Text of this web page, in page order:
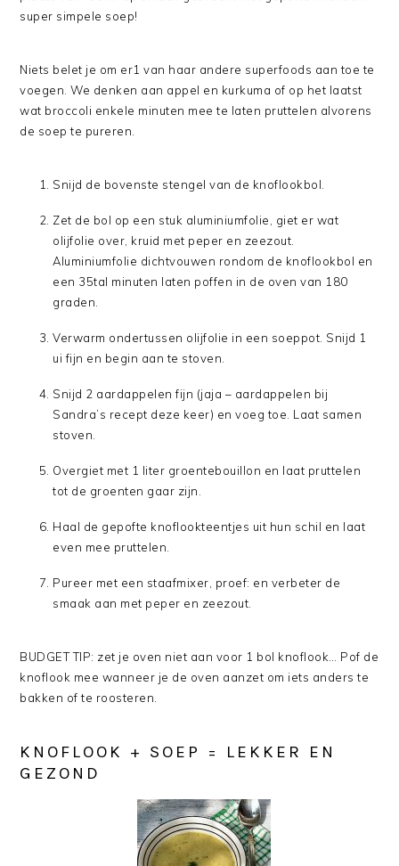
super simpele soep!
Niets belet je om er1 van haar andere superfoods aan toe te
voegen. We denken aan appel en kurkuma of op het laatst
wat broccoli enkele minuten mee te laten pruttelen alvorens
de soep te pureren.
Snijd de bovenste stengel van de knoflookbol.
Zet de bol op een stuk aluminiumfolie, giet er wat
olijfolie over, kruid met peper en zeezout.
Aluminiumfolie dichtvouwen rondom de knoflookbol en
een 35tal minuten laten poffen in de oven van 180
graden.
Verwarm ondertussen olijfolie in een soeppot. Snijd 1
ui fijn en begin aan te stoven.
Snijd 2 aardappelen fijn (jaja – aardappelen bij
Sandra’s recept deze keer) en voeg toe. Laat samen
stoven.
Overgiet met 1 liter groentebouillon en laat pruttelen
tot de groenten gaar zijn.
Haal de gepofte knoflookteentjes uit hun schil en laat
even mee pruttelen.
Pureer met een staafmixer, proef: en verbeter de
smaak aan met peper en zeezout.
BUDGET TIP: zet je oven niet aan voor 1 bol knoflook… Pof de
knoflook mee wanneer je de oven aanzet om iets anders te
bakken of te roosteren.
KNOFLOOK + SOEP = LEKKER EN
GEZOND